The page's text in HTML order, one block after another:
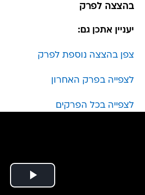
בהצצה לפרק
יעניין אתכן גם:
צפן בהצצה נוספת לפרק
לצפייה בפרק האחרון
לצפייה בכל הפרקים